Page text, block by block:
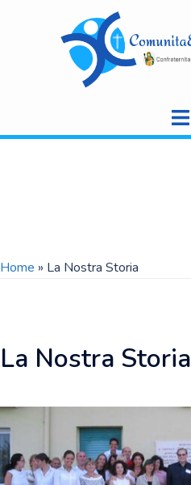
Home » La Nostra Storia
La Nostra Storia